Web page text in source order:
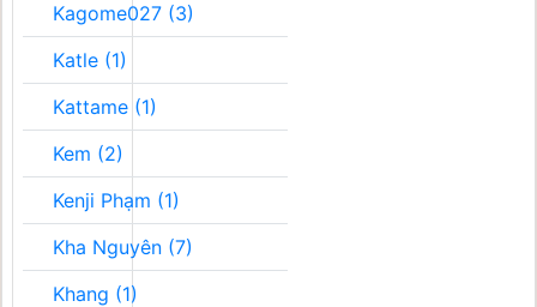
Kagome027 (3)
Katle (1)
Kattame (1)
Kem (2)
Kenji Phạm (1)
Kha Nguyên (7)
Khang (1)